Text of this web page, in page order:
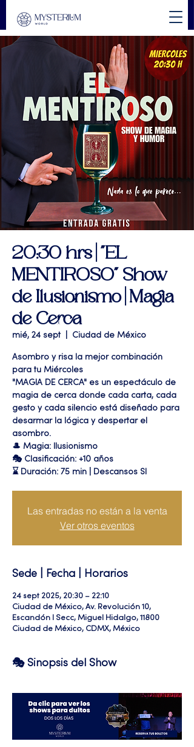
20:30 hrs | "EL
MENTIROSO" Show
de Ilusionismo | Magia
de Cerca
mié, 24 sept Ciudad de México
Asombro y risa la mejor combinación
para tu Miércoles
"MAGIA DE CERCA" es un espectáculo de
magia de cerca donde cada carta, cada
gesto y cada silencio está diseñado para
desarmar la lógica y despertar el
asombro.
🎩 Magia: Ilusionismo
🎭 Clasificación: +10 años
⌛ Duración: 75 min | Descansos SI
Las entradas no están a la venta
Ver otros eventos
Sede | Fecha | Horarios
24 sept 2025, 20:30 – 22:10
Ciudad de México, Av. Revolución 10,
Escandón I Secc, Miguel Hidalgo, 11800
Ciudad de México, CDMX, México
🎭 Sinopsis del Show